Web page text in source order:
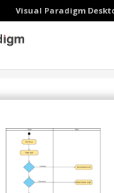
Visual Paradigm